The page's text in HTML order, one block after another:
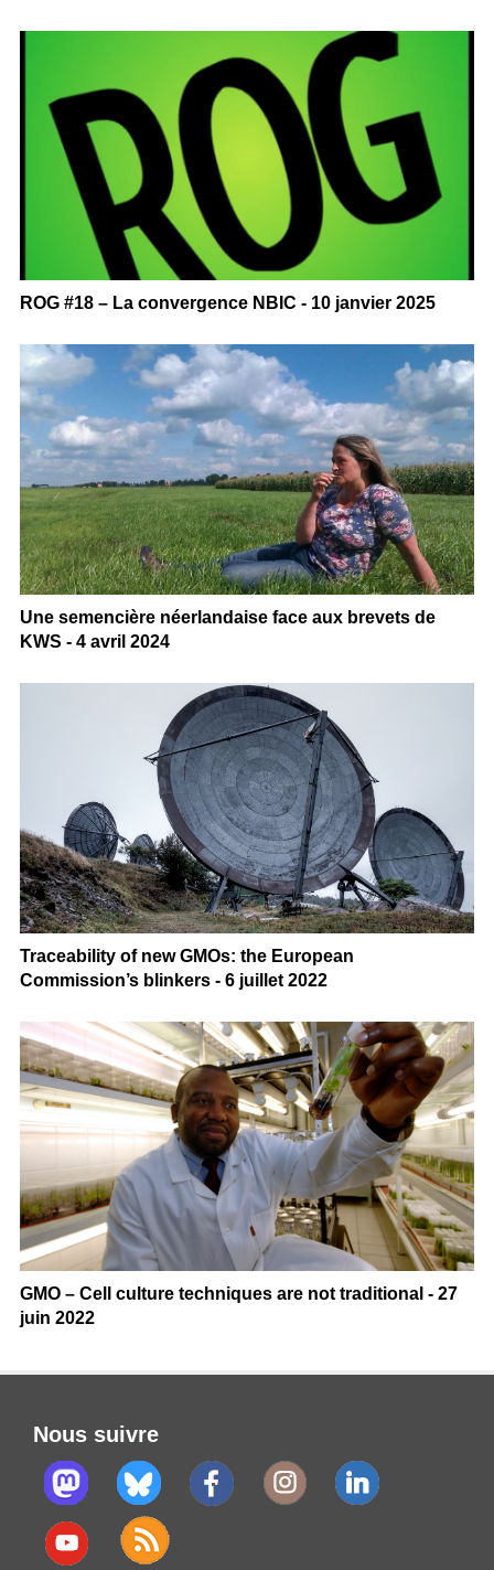
ROG #18 – La convergence NBIC - 10 janvier 2025
Une semencière néerlandaise face aux brevets de
KWS - 4 avril 2024
Traceability of new GMOs: the European
Commission’s blinkers - 6 juillet 2022
GMO – Cell culture techniques are not traditional - 27
juin 2022
Nous suivre